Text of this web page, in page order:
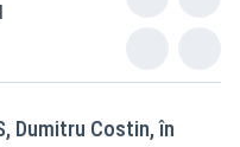
Dumitru Costin, în